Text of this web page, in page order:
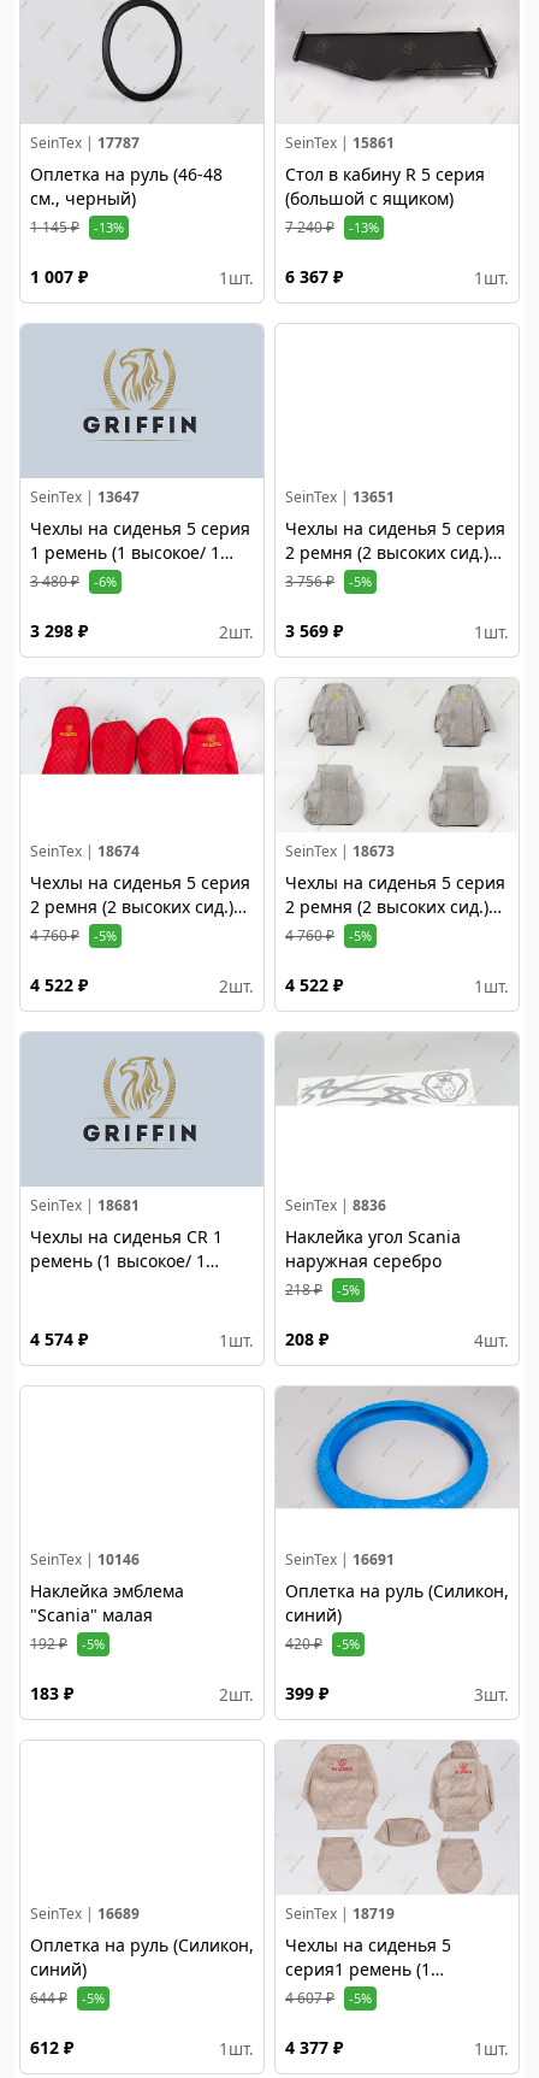
SeinTex | 17787
Оплетка на руль (46-48
см., черный)
1 145 ₽ -13%
1 007 ₽ 1 шт.
SeinTex | 15861
Стол в кабину R 5 серия
(большой с ящиком)
7 240 ₽ -13%
6 367 ₽ 1 шт.
SeinTex | 13647
Чехлы на сиденья 5 серия
1 ремень (1 высокое/ 1
низкое сид,) чёрный,
3 480 ₽ -6%
3 298 ₽ 2шт.
SeinTex | 13651
Чехлы на сиденья 5 серия
2 ремня (2 высоких сид.)
чёрный
3 756 ₽ -5%
3 569 ₽ 1 шт.
SeinTex | 18674
Чехлы на сиденья 5 серия
2 ремня (2 высоких сид.)
Alicante, стёганый,
красный
4 760 ₽ -5%
4 522 ₽ 2шт.
SeinTex | 18673
Чехлы на сиденья 5 серия
2 ремня (2 высоких сид.)
Alicante, стёганый, серый
4 760 ₽ -5%
4 522 ₽ 1 шт.
SeinTex | 18681
Чехлы на сиденья CR 1
ремень (1 высокое/ 1
4 574 ₽
1 шт.
SeinTex | 8836
Наклейка угол Scania
наружная серебро
218 ₽ -5%
208 ₽ 4шт.
SeinTex | 10146
Наклейка эмблема
"Scania" малая
192 ₽ -5%
183 ₽ 2шт.
SeinTex | 16691
Оплетка на руль (Силикон,
синий)
420 ₽ -5%
399 ₽ 3шт.
SeinTex | 16689
Оплетка на руль (Силикон,
синий)
644 ₽ -5%
612 ₽ 1 шт.
SeinTex | 18719
Чехлы на сиденья 5
серия1 ремень (1
высокое/ 1 низкое сид,)
Alicante, стёганые;
бежевый, под микроф.
4 607 ₽ -5%
4 377 ₽ 1 шт.